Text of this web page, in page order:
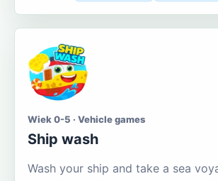
Wiek 0-5 · Vehicle games
Ship wash
Wash your ship and take a sea